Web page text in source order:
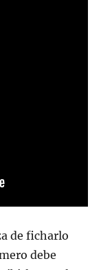
de ficharlo
debe